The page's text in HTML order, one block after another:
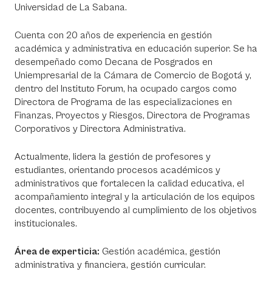
Universidad de La Sabana.
Cuenta con 20 años de experiencia en gestión
académica y administrativa en educación superior. Se ha
desempeñado como Decana de Posgrados en
Uniempresarial de la Cámara de Comercio de Bogotá y,
dentro del Instituto Forum, ha ocupado cargos como
Directora de Programa de las especializaciones en
Finanzas, Proyectos y Riesgos, Directora de Programas
Corporativos y Directora Administrativa.
Actualmente, lidera la gestión de profesores y
estudiantes, orientando procesos académicos y
administrativos que fortalecen la calidad educativa, el
acompañamiento integral y la articulación de los equipos
docentes, contribuyendo al cumplimiento de los objetivos
institucionales.
Área de experticia: Gestión académica, gestión
administrativa y financiera, gestión curricular.